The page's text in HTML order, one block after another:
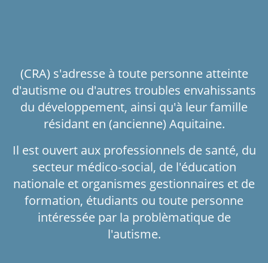
(CRA) s'adresse à toute personne atteinte
d'autisme ou d'autres troubles envahissants
du développement, ainsi qu'à leur famille
résidant en (ancienne) Aquitaine.
Il est ouvert aux professionnels de santé, du
secteur médico-social, de l'éducation
nationale et organismes gestionnaires et de
formation, étudiants ou toute personne
intéressée par la problèmatique de
l'autisme.